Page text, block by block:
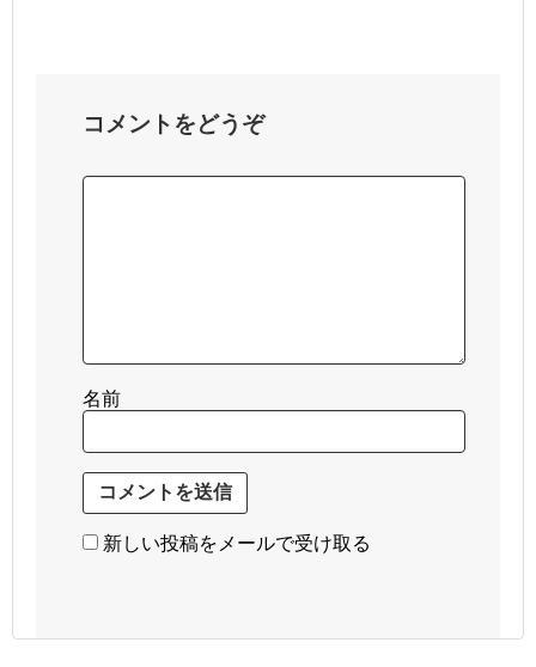
コメントをどうぞ
名前
新しい投稿をメールで受け取る